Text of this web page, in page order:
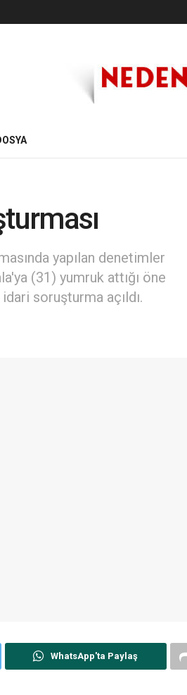
yapılan denetimler
(31) yumruk attığı öne
soruşturma açıldı.
WhatsApp'ta Paylaş